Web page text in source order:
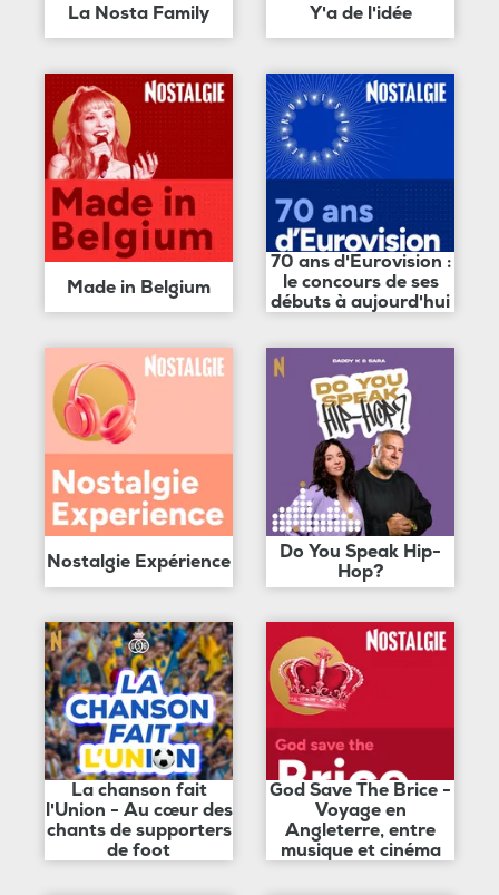
La Nosta Family Y'a de l'idée
Made in Belgium
70 ans d'Eurovision :
le concours de ses
débuts à aujourd'hui
Nostalgie Expérience
Do You Speak Hip-
Hop?
La chanson fait
l'Union - Au cœur des
chants de supporters
de foot
God Save The Brice -
Voyage en
Angleterre, entre
musique et cinéma